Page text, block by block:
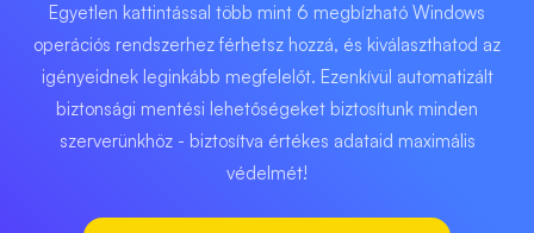
Egyetlen kattintással több mint 6 megbízható Windows
operációs rendszerhez férhetsz hozzá, és kiválaszthatod az
igényeidnek leginkább megfelelőt. Ezenkívül automatizált
biztonsági mentési lehetőségeket biztosítunk minden
szerverünkhöz - biztosítva értékes adataid maximális
védelmét!